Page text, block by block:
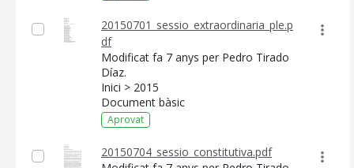
20150701_sessio_extraordinaria_ple.p
df
Modificat fa 7 anys per Pedro Tirado
Díaz.
Inici > 2015
Document bàsic
Aprovat
20150704_sessio_constitutiva.pdf